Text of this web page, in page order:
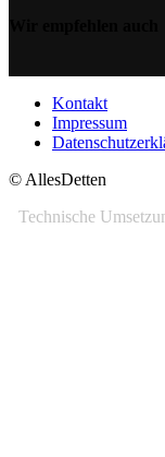
Kontakt
Impressum
© AllesDetten
Technische